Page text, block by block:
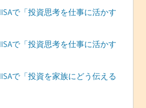
で「投資思考を仕事に活かす
で「投資思考を仕事に活かす
で「投資を家族にどう伝える